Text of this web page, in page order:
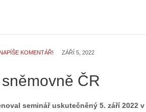
KOMENTÁŘ! ZÁŘÍ 5, 2022
ČR
seminář uskutečněný 5. září 2022 v